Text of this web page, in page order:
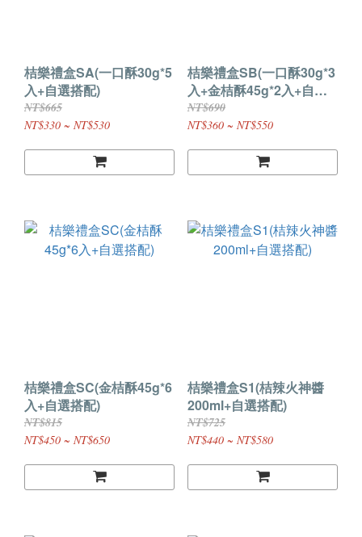
桔樂禮盒SA(一口酥30g*5
入+自選搭配)
NT$665
NT$330 ~ NT$530
桔樂禮盒SB(一口酥30g*3
入+金桔酥45g*2入+自選
搭配)
NT$690
NT$360 ~ NT$550
桔樂禮盒SC(金桔酥45g*6
入+自選搭配)
NT$815
NT$450 ~ NT$650
桔樂禮盒S1(桔辣火神醬
200ml+自選搭配)
NT$725
NT$440 ~ NT$580